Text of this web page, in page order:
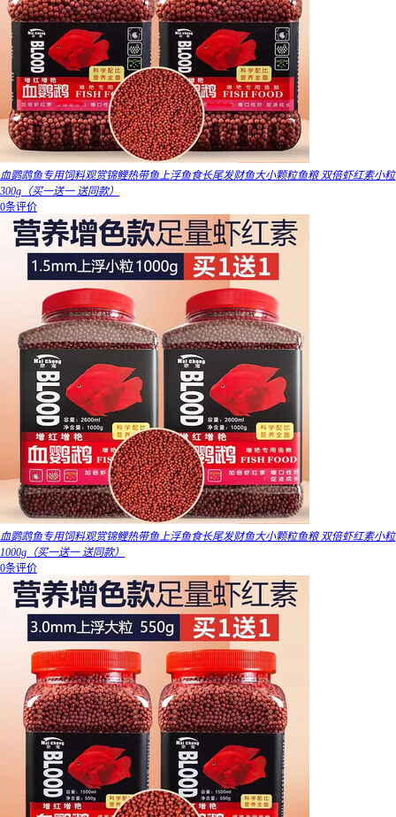
血鹦鹉鱼专用饲料观赏锦鲤热带鱼上浮鱼食长尾发财鱼大小颗粒鱼粮 双倍虾红素小粒
300g（买一送一 送同款）
0条评价
血鹦鹉鱼专用饲料观赏锦鲤热带鱼上浮鱼食长尾发财鱼大小颗粒鱼粮 双倍虾红素小粒
1000g（买一送一 送同款）
0条评价